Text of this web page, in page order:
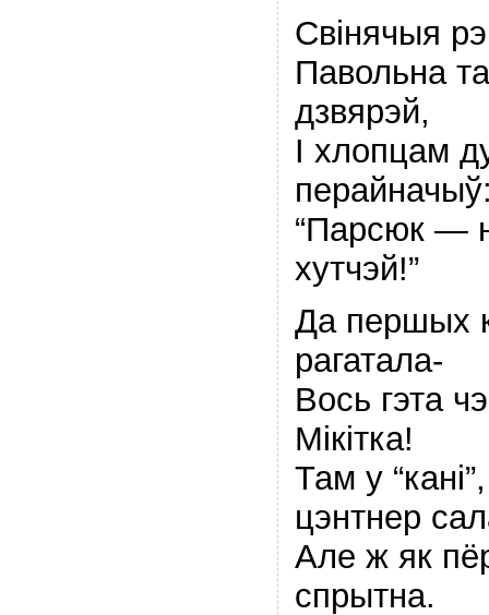
Свiнячыя
Павольна
дзвярэй,
I хлопцам
“Парсюк —
хутчэй!”
Да першых
рагатала-
Вось гэта
Мiкiтка!
Там у
цэнтнер
Але ж як
спрытна.